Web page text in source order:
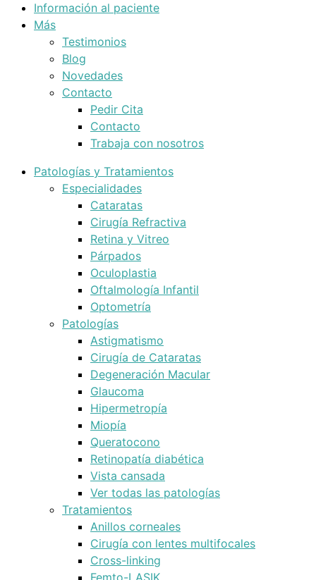
Información al paciente
Más
Testimonios
Blog
Novedades
Contacto
Pedir Cita
Contacto
Trabaja con nosotros
Patologías y Tratamientos
Especialidades
Cataratas
Cirugía Refractiva
Retina y Vitreo
Párpados
Oculoplastia
Oftalmología Infantil
Optometría
Patologías
Astigmatismo
Cirugía de Cataratas
Degeneración Macular
Glaucoma
Hipermetropía
Miopía
Queratocono
Retinopatía diabética
Vista cansada
Ver todas las patologías
Tratamientos
Anillos corneales
Cirugía con lentes multifocales
Cross-linking
Femto-LASIK